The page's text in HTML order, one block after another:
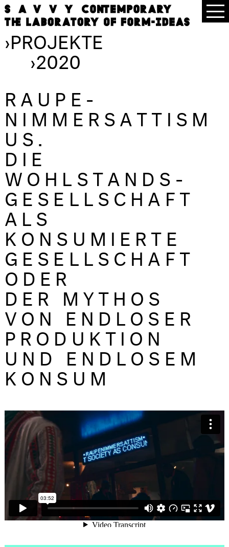
›PROJEKTE
›2020
RAUPE-
NIMMERSATTISM
US.
DIE
WOHLSTANDS-
GESELLSCHAFT
ALS
KONSUMIERTE
GESELLSCHAFT
ODER
DER MYTHOS
VON ENDLOSER
PRODUKTION
UND ENDLOSEM
KONSUM